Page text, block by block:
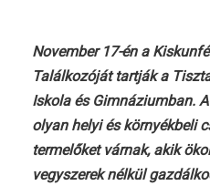
November 17-én a
Találkozóját tartják a
Iskola és Gimnáziumban.
olyan helyi és környékbeli
termelőket várnak, akik
vegyszerek nélkül